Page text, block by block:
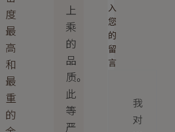
度
最
高
和
最
重
的
上
乘
的
品
质。
此
等
严
入
您
的
留
言